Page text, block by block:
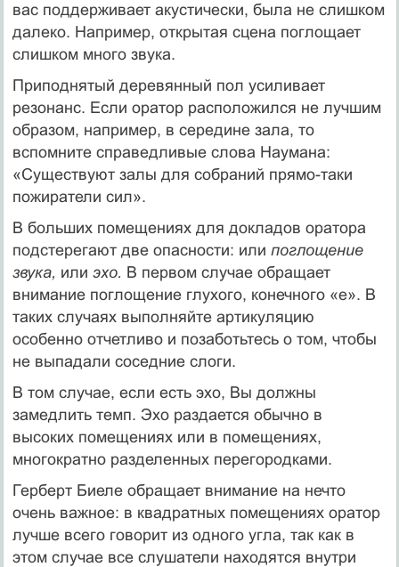
вас поддерживает акустичес­ки, была не слишком
далеко. Например, открытая сцена поглощает
слишком много звука.
Приподнятый деревянный пол усиливает
резонанс. Если оратор расположился не лучшим
образом, напри­мер, в середине зала, то
вспомните справедливые слова Наумана:
«Существуют залы для собраний прямо-таки
пожиратели сил».
В больших помещениях для докладов оратора
подсте­регают две опасности: или поглощение
звука, или эхо. В первом случае обращает
внимание поглощение глу­хого, конечного «е». В
таких случаях выполняйте арти­куляцию
особенно отчетливо и позаботьтесь о том, что­бы
не выпадали соседние слоги.
В том случае, если есть эхо, Вы должны
замедлить темп. Эхо раздается обычно в
высоких помещениях или в поме­щениях,
многократно разделенных перегородками.
Герберт Биеле обращает внимание на нечто
очень важное: в квадратных помещениях оратор
лучше всего говорит из одного угла, так как в
этом случае все слуша­тели находятся внутри